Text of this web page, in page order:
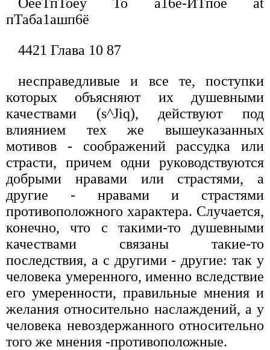
пТаба1ашп6ё
4421 Глава 10 87
несправедливые и все те, поступки
которых объясняют их душевными
качествами (s^Јiq), действуют под
влиянием тех же вышеуказанных
мотивов - соображений рассудка или
страсти, причем одни руководствуются
добрыми нравами или страстями, а
другие - нравами и страстями
противоположного характера. Случается,
конечно, что с такими-то душевными
качествами связаны такие-то
последствия, а с другими - другие: так у
человека умеренного, именно вследствие
его умеренности, правильные мнения и
желания относительно наслаждений, а у
человека невоздержанного относительно
того же мнения -противоположные.